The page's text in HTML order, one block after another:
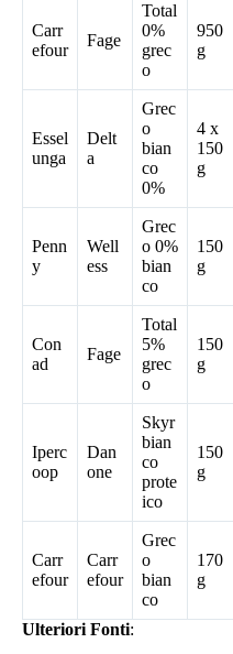
Carr
efour
Fage
Total
0%
grec
o
950
g
Essel
unga
Delt
a
Grec
o
bian
co
0%
4 x
150
g
Penn
y
Well
ess
Grec
o 0%
bian
co
150
g
Con
ad
Fage
Total
5%
grec
o
150
g
Iperc
oop
Dan
one
Skyr
bian
co
prote
ico
150
g
Carr
efour
Carr
efour
Grec
o
bian
co
170
g
Ulteriori Fonti: